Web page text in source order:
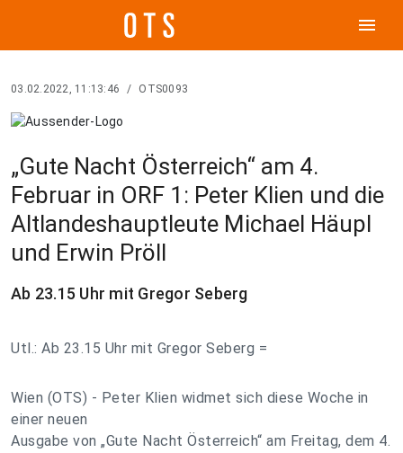
menu
03.02.2022, 11:13:46 / OTS0093
„Gute Nacht Österreich“ am 4.
Februar in ORF 1: Peter Klien und die
Altlandeshauptleute Michael Häupl
und Erwin Pröll
Ab 23.15 Uhr mit Gregor Seberg
Utl.: Ab 23.15 Uhr mit Gregor Seberg =
Wien (OTS) - Peter Klien widmet sich diese Woche in
einer neuen
Ausgabe von „Gute Nacht Österreich“ am Freitag, dem 4.